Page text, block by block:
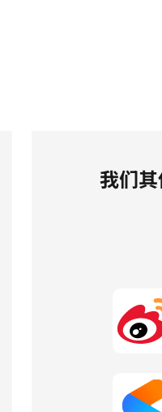
我们